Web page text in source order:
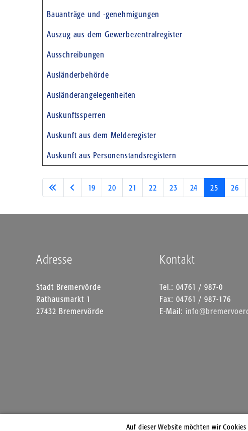
Bauanträge und -genehmigungen
Auszug aus dem Gewerbezentralregister
Ausschreibungen
Ausländerbehörde
Ausländerangelegenheiten
Auskunftssperren
Auskunft aus dem Melderegister
Auskunft aus Personenstandsregistern
19 20 21 22 23 24 25 26
Adresse
Stadt Bremervörde
Rathausmarkt 1
27432 Bremervörde
Kontakt
Tel.: 04761 / 987-0
Fax: 04761 / 987-176
E-Mail:
Auf dieser Website möchten wir